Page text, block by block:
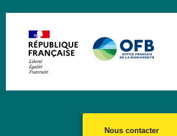
Nous contacter